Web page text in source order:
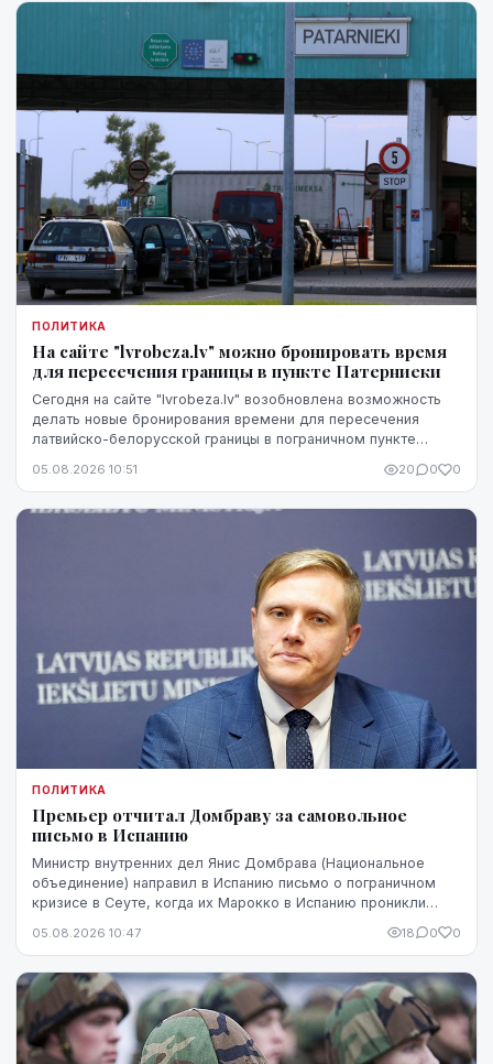
ПОЛИТИКА
На сайте "lvrobeza.lv" можно бронировать время
для пересечения границы в пункте Патерниеки
Сегодня на сайте "lvrobeza.lv" возобновлена возможность
делать новые бронирования времени для пересечения
латвийско-белорусской границы в пограничном пункте
05.08.2026 10:51 20 0 0
ПОЛИТИКА
Премьер отчитал Домбраву за самовольное
письмо в Испанию
Министр внутренних дел Янис Домбрава (Национальное
объединение) направил в Испанию письмо о пограничном
кризисе в Сеуте, когда их Марокко в Испанию проникли
чувствительно.
05.08.2026 10:47 18 0 0